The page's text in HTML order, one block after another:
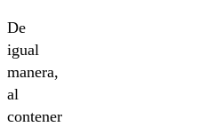
De
igual
manera,
al
contener